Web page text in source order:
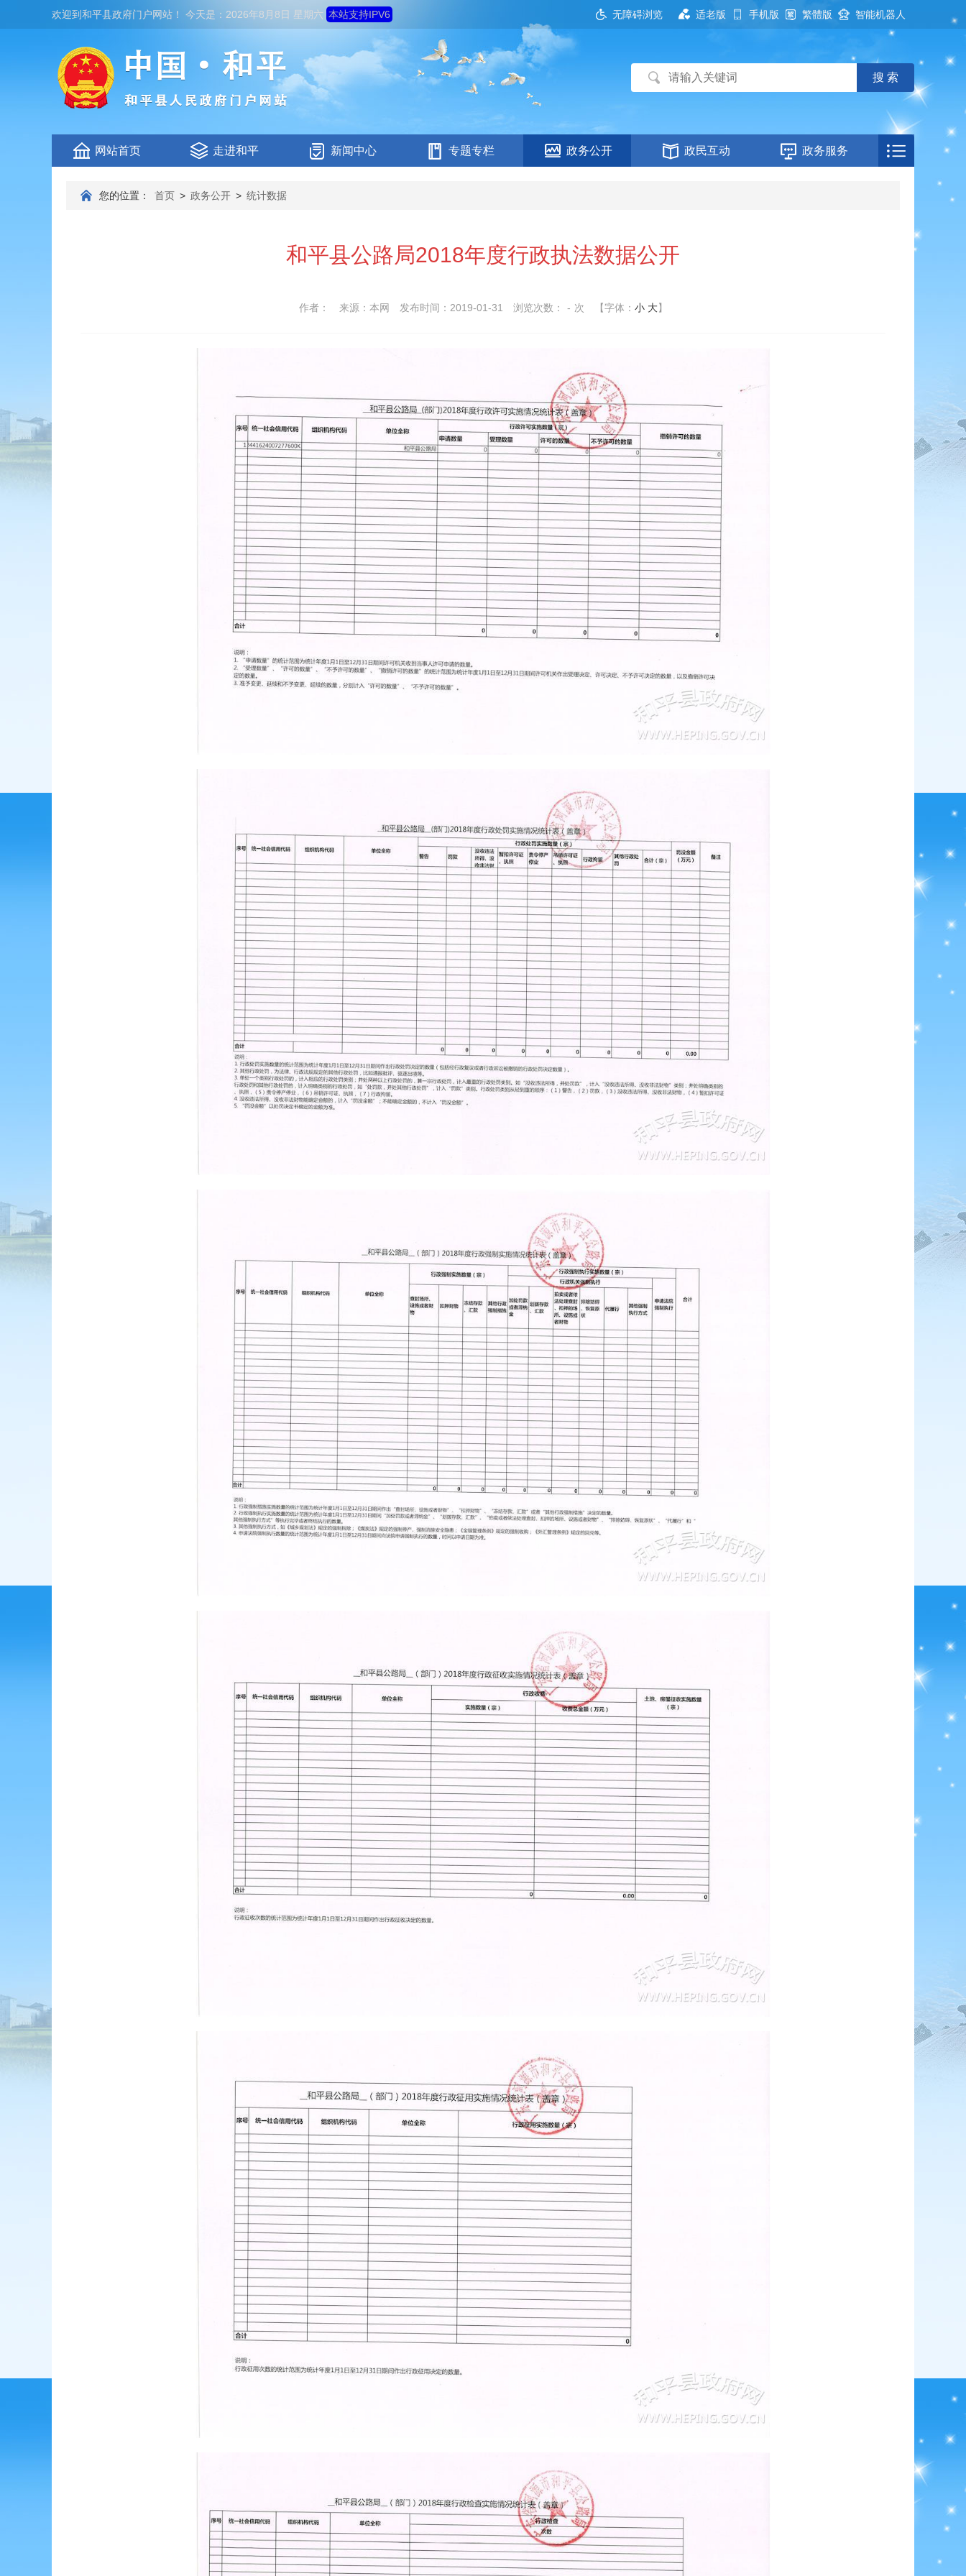
欢迎到和平县政府门户网站 ！ 今天是： 2026年8月8日 星期六 本站支持IPV6 无障碍浏览 适老版 手机版 繁體版 智能机器人
网站首页 走进和平 新闻中心 专题专栏 政务公开 政民互动 政务服务
您的位置： 首页 > 政务公开 > 统计数据
和平县公路局2018年度行政执法数据公开
作者： 来源：本网 发布时间：2019-01-31 浏览次数： - 次 【字体： 小 大】